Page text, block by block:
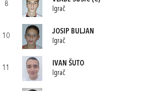
8
Igrač
10
JOSIP BULJAN
Igrač
11
IVAN ŠUTO
Igrač